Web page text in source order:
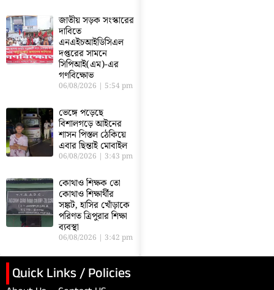
জাতীয় সড়ক সংস্কারের
দাবিতে
এনএইচআইডিসিএল
দপ্তরের সামনে
সিপিআই(এম)-এর
গণবিক্ষোভ
06/08/2026 5:54 pm
ভেঙ্গে পড়েছে
বিশালগড়ে আইনের
শাসন পিস্তল ঠেকিয়ে
এবার ছিন্তাই মোবাইল
06/08/2026 3:43 pm
কোথাও শিক্ষক তো
কোথাও শিক্ষার্থীর
সঙ্কট, হাসির খোঁড়াকে
পরিণত ত্রিপুরার শিক্ষা
ব্যবস্থা
06/08/2026 3:42 pm
Quick Links / Policies